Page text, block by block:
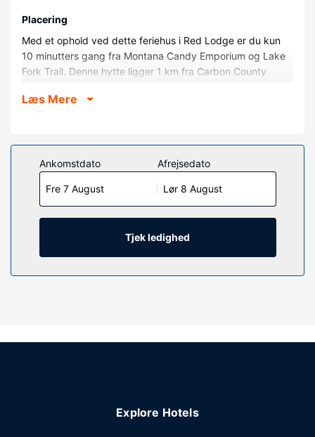
Placering
Med et ophold ved dette feriehus i Red Lodge er du kun
10 minutters gang fra Montana Candy Emporium og Lake
Fork Trail. Denne hytte ligger 1 km fra Carbon County
Art Guild & Depot Gallery.
Find dig til rette i denne hytte med aircondition. Der er
også et køkken med en ovn og en kogeplade. Der er en
privat terrasse. Faciliteter inkluderer blandt andet en
mikrobølgeovn og en vaskemaskine.
Gør brug af praktiske faciliteter, inklusive gratis trådløs
Læs Mere
Ankomstdato
Fre 7 August
Afrejsedato
Lør 8 August
Tjek ledighed
Explore Hotels